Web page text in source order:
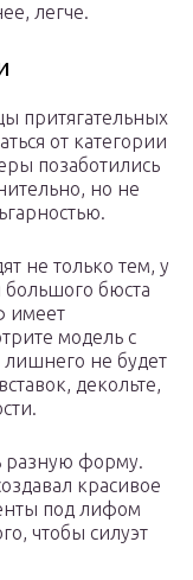
легче.
притягательных
от категории
позаботились
но не
не только тем, у
бюста
имеет
модель с
не будет
декольте,
разную форму.
красивое
под лифом
чтобы силуэт